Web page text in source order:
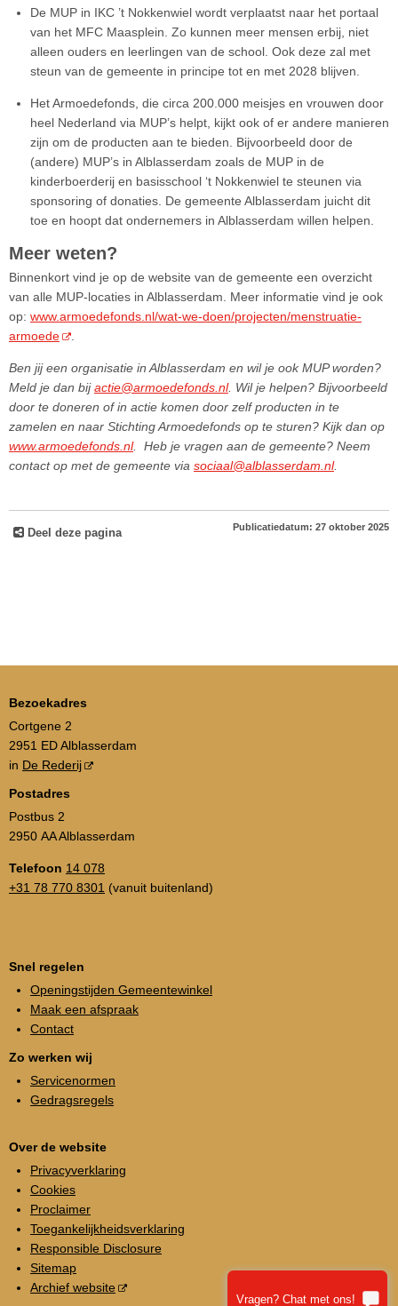
De MUP in IKC ’t Nokkenwiel wordt verplaatst naar het portaal
van het MFC Maasplein. Zo kunnen meer mensen erbij, niet
alleen ouders en leerlingen van de school. Ook deze zal met
steun van de gemeente in principe tot en met 2028 blijven.
Het Armoedefonds, die circa 200.000 meisjes en vrouwen door
heel Nederland via MUP’s helpt, kijkt ook of er andere manieren
zijn om de producten aan te bieden. Bijvoorbeeld door de
(andere) MUP’s in Alblasserdam zoals de MUP in de
kinderboerderij en basisschool ‘t Nokkenwiel te steunen via
sponsoring of donaties. De gemeente Alblasserdam juicht dit
toe en hoopt dat ondernemers in Alblasserdam willen helpen.
Meer weten?
Binnenkort vind je op de website van de gemeente een overzicht
van alle MUP-locaties in Alblasserdam. Meer informatie vind je ook
op: www.armoedefonds.nl/wat-we-doen/projecten/menstruatie-
armoede
Ben jij een organisatie in Alblasserdam en wil je ook MUP worden?
Meld je dan bijactie@armoedefonds.nl. Wil je helpen? Bijvoorbeeld
door te doneren of in actie komen door zelf producten in te
zamelen en naar Stichting Armoedefonds op te sturen? Kijk dan op
www.armoedefonds.nl. Heb je vragen aan de gemeente? Neem
contact op met de gemeente via sociaal@alblasserdam.nl.
Deel deze pagina Publicatiedatum: 27 oktober 2025
Bezoekadres
Cortgene 2
2951 ED Alblasserdam
in De Rederij
Postadres
Postbus 2
2950 AA Alblasserdam
Telefoon 14 078
+31 78 770 8301 (vanuit buitenland)
Snel regelen
Openingstijden Gemeentewinkel
Maak een afspraak
Contact
Zo werken wij
Servicenormen
Gedragsregels
Over de website
Privacyverklaring
Cookies
Proclaimer
Toegankelijkheidsverklaring
Responsible Disclosure
Sitemap
Archief website